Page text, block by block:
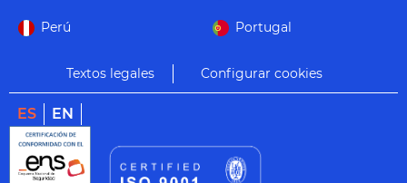
Perú Portugal
Textos legales Configurar cookies
ES EN